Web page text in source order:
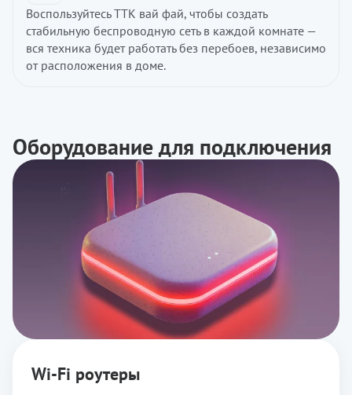
Воспользуйтесь ТТК вай фай, чтобы создать
стабильную беспроводную сеть в каждой комнате —
вся техника будет работать без перебоев, независимо
от расположения в доме.
Оборудование для подключения
Wi-Fi роутеры